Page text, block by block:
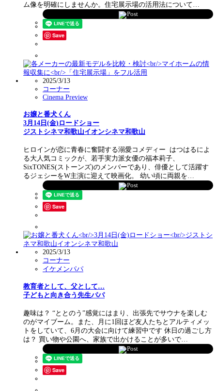
ム像を明確にしませんか。住宅展示場の活用法について…
Post
Save
2025/3/13
コーナー
Cinema Preview
お嬢と番犬くん
3月14日(金)ロードショー
ジストシネマ和歌山イオンシネマ和歌山
ヒロインが恋に青春に奮闘する溺愛コメディー はつはるによ
る大人気コミックが、若手実力派女優の福本莉子、
SixTONES(ストーンズ)のメンバーであり、俳優として活躍す
るジェシーをW主演に迎えて映画化。 幼い頃に両親を…
Post
Save
2025/3/13
コーナー
イケメンパパ
教育者として、父として…
子どもと向き合う先生パパ
趣味は？ “ととのう”感覚にはまり、出張先でサウナを楽しむ
のがマイブーム。また、月に1回ほど友人たちとアルティメッ
トをしていて、6月の大会に向けて練習中です 休日の過ごし方
は？ 買い物や公園へ、家族で出かけることが多いで…
Post
Save